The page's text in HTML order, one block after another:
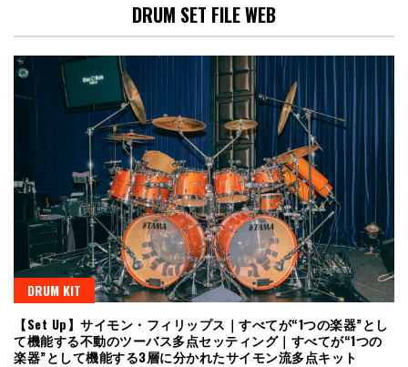
DRUM SET FILE WEB
DRUM KIT
【Set Up】サイモン・フィリップス｜すべてが“1つの楽器”とし
て機能する不動のツーバス多点セッティング｜すべてが“1つの
楽器”として機能する3層に分かれたサイモン流多点キット